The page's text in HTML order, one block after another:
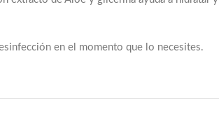
en el momento que lo necesites.